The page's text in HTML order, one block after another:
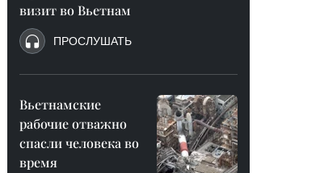
визит во Вьетнам
ПРОСЛУШАТЬ
Вьетнамские
рабочие отважно
спасли человека во
время